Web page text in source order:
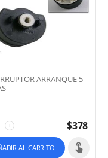
ARRANQUE 5
+ $378
AL CARRITO